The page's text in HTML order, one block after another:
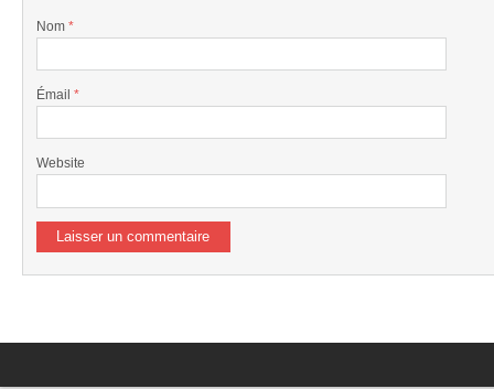
Nom *
Émail *
Website